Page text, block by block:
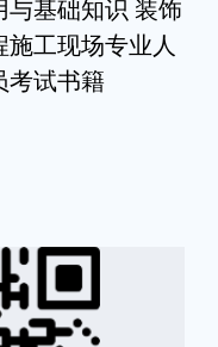
基础知识 装饰
工现场专业人
考试书籍